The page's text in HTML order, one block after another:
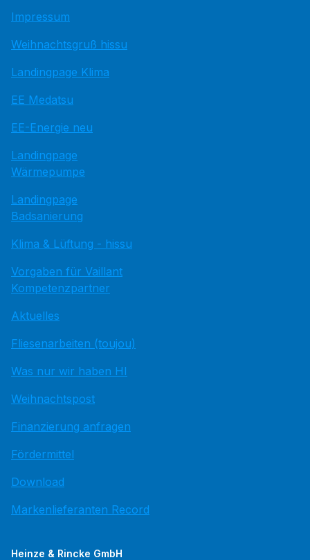
Impressum
Weihnachtsgruß hissu
Landingpage Klima
EE Medatsu
EE-Energie neu
Landingpage
Wärmepumpe
Landingpage
Badsanierung
Klima & Lüftung - hissu
Vorgaben für Vaillant
Kompetenzpartner
Aktuelles
Fliesenarbeiten (toujou)
Was nur wir haben HI
Weihnachtspost
Finanzierung anfragen
Fördermittel
Download
Markenlieferanten Record
Heinze & Rincke GmbH